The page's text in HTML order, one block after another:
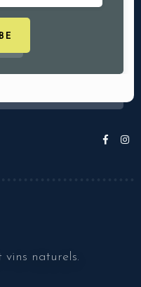
naturels.